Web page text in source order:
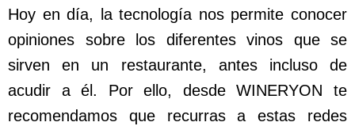
Hoy en día, la tecnología nos permite conocer
opiniones sobre los diferentes vinos que se
sirven en un restaurante, antes incluso de
acudir a él. Por ello, desde WINERYON te
recomendamos que recurras a estas redes